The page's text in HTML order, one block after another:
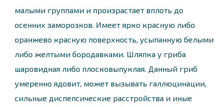
малыми группами и произрастает вплоть до
осенних заморозков. Имеет ярко красную либо
оранжево красную поверхность, усыпанную белыми
либо желтыми бородавками. Шляпка у гриба
шаровидная либо плосковыпуклая. Данный гриб
умеренно ядовит, может вызывать галлюцинации,
сильные диспепсические расстройства и иные